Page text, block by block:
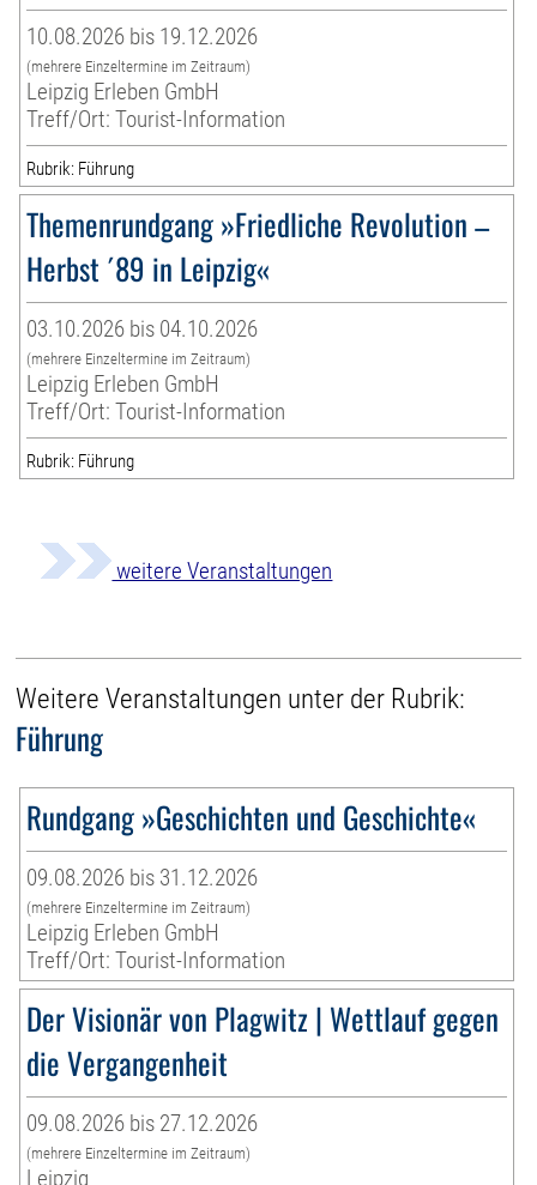
10.08.2026 bis 19.12.2026
(mehrere Einzeltermine im Zeitraum)
Leipzig Erleben GmbH
Treff/Ort: Tourist-Information
Rubrik: Führung
Themenrundgang »Friedliche Revolution –
Herbst ´89 in Leipzig«
03.10.2026 bis 04.10.2026
(mehrere Einzeltermine im Zeitraum)
Leipzig Erleben GmbH
Treff/Ort: Tourist-Information
Rubrik: Führung
weitere Veranstaltungen
Weitere Veranstaltungen unter der Rubrik:
Führung
Rundgang »Geschichten und Geschichte«
09.08.2026 bis 31.12.2026
(mehrere Einzeltermine im Zeitraum)
Leipzig Erleben GmbH
Treff/Ort: Tourist-Information
Der Visionär von Plagwitz | Wettlauf gegen
die Vergangenheit
09.08.2026 bis 27.12.2026
(mehrere Einzeltermine im Zeitraum)
Leipzig